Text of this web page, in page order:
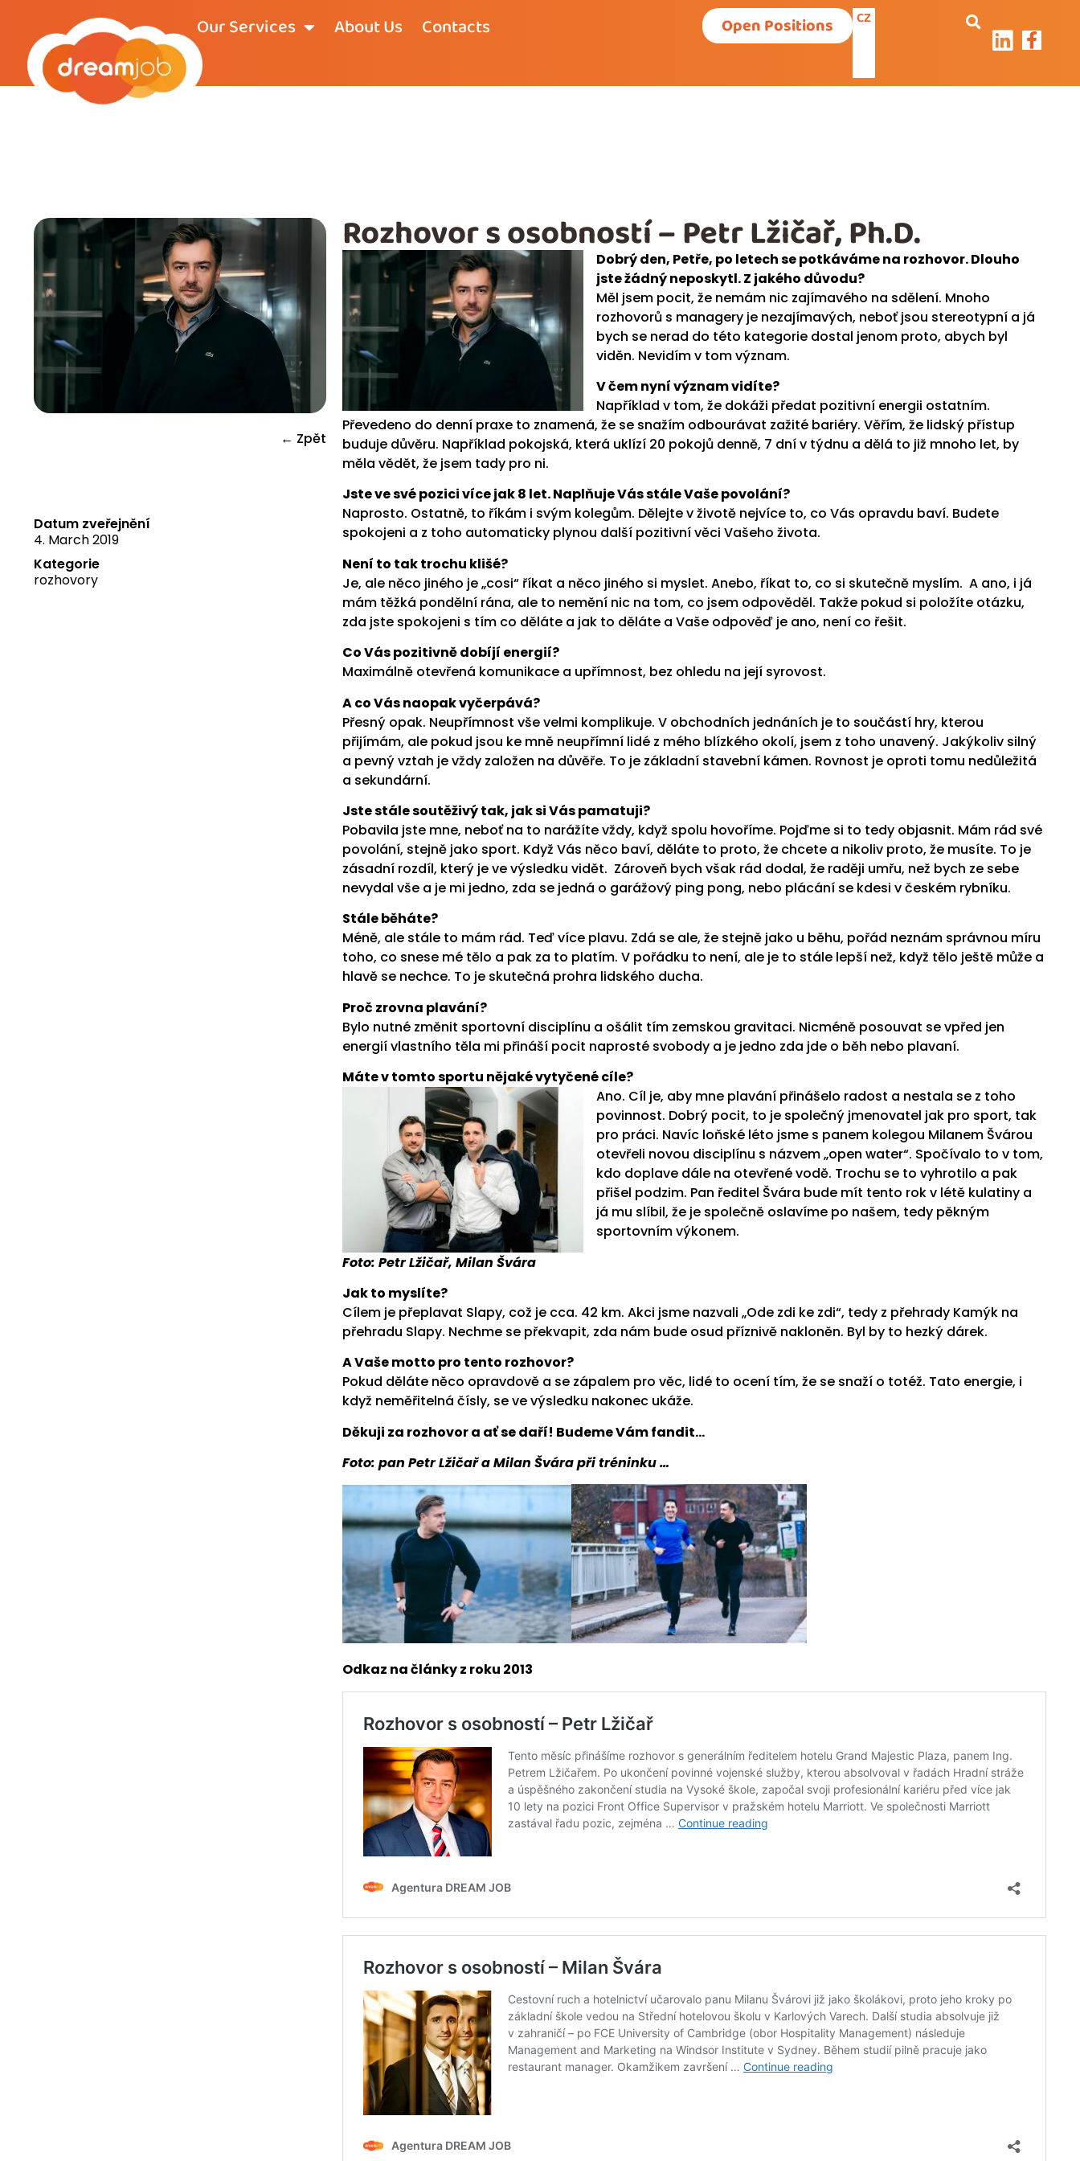
Our Services About Us Contacts Open Positions CZ
← Zpět
Datum zveřejnění
4. March 2019
Kategorie
rozhovory
Dobrý den, Petře, po letech se potkáváme na rozhovor. Dlouho
jste žádnýneposkytl. Z jakého důvodu?
Měl jsem pocit, že nemám nic zajímavého na sdělení. Mnoho
rozhovorů s managery je nezajímavých, neboť jsou stereotypní a já
bych se nerad do této kategorie dostal jenom proto, abych byl
viděn. Nevidím v tom význam.
V čem nyní význam vidíte?
Například v tom, že dokáži předat pozitivní energii ostatním.
Převedeno do denní praxe to znamená, že se snažím odbourávat zažité bariéry. Věřím, že lidský přístup
buduje důvěru. Například pokojská, která uklízí 20 pokojů denně, 7 dní v týdnu a dělá to již mnoho let, by
měla vědět, že jsem tady pro ni.
Jste ve své pozici více jak 8 let. Naplňuje Vás stále Vaše povolání?
Naprosto. Ostatně, to říkám i svým kolegům. Dělejte v životě nejvíce to, co Vás opravdu baví. Budete
spokojeni a z toho automaticky plynou další pozitivní věci Vašeho života.
Není to tak trochu klišé?
Je, ale něco jiného je „cosi“ říkat a něco jiného si myslet. Anebo, říkat to, co si skutečně myslím. A ano, i já
mám těžká pondělní rána, ale to nemění nic na tom, co jsem odpověděl. Takže pokud si položíte otázku,
zda jste spokojeni s tím co děláte a jak to děláte a Vaše odpověď je ano, není co řešit.
Co Vás pozitivně dobíjí energií?
Maximálně otevřená komunikace a upřímnost, bez ohledu na její syrovost.
A co Vás naopak vyčerpává?
Přesný opak. Neupřímnost vše velmi komplikuje. V obchodních jednáních je to součástí hry, kterou
přijímám, ale pokud jsou ke mně neupřímní lidé z mého blízkého okolí, jsem z toho unavený. Jakýkoliv silný
a pevný vztah je vždy založen na důvěře. To je základní stavební kámen. Rovnost je oproti tomu nedůležitá
a sekundární.
Jste stále soutěživý tak, jak si Vás pamatuji?
Pobavila jste mne, neboť na to narážíte vždy, když spolu hovoříme. Pojďme si to tedy objasnit. Mám rád své
povolání, stejně jako sport. Když Vás něco baví, děláte to proto, že chcete a nikoliv proto, že musíte. To je
zásadní rozdíl, který je ve výsledku vidět. Zároveň bych však rád dodal, že raději umřu, než bych ze sebe
nevydal vše a je mi jedno, zda se jedná o garážový ping pong, nebo plácání se kdesi v českém rybníku.
Stále běháte?
Méně, ale stále to mám rád. Teď více plavu. Zdá se ale, že stejně jako u běhu, pořád neznám správnou míru
toho, co snese mé tělo a pak za to platím. V pořádku to není, ale je to stále lepší než, když tělo ještě může a
hlavě se nechce. To je skutečná prohra lidského ducha.
Proč zrovna plavání?
Bylo nutné změnit sportovní disciplínu a ošálit tím zemskou gravitaci. Nicméně posouvat se vpřed jen
energií vlastního těla mi přináší pocit naprosté svobody a je jedno zda jde o běh nebo plavaní.
Máte v tomto sportu nějaké vytyčené cíle?
Ano. Cíl je, aby mne plavání přinášelo radost a nestala se z toho
povinnost. Dobrý pocit, to je společný jmenovatel jak pro sport, tak
pro práci. Navíc loňské léto jsme s panem kolegou Milanem Švárou
otevřeli novou disciplínu s názvem „open water“. Spočívalo to v tom,
kdo doplave dále na otevřené vodě. Trochu se to vyhrotilo a pak
přišel podzim. Pan ředitel Švára bude mít tento rok v létě kulatiny a
já mu slíbil, že je společně oslavíme po našem, tedy pěkným
sportovním výkonem.
Foto: Petr Lžičař, Milan Švára
Jak to myslíte?
Cílem je přeplavat Slapy, což je cca. 42 km. Akci jsme nazvali „Ode zdi ke zdi“, tedy z přehrady Kamýk na
přehradu Slapy. Nechme se překvapit, zda nám bude osud příznivě nakloněn. Byl by to hezký dárek.
A Vaše motto pro tento rozhovor?
Pokud děláte něco opravdově a se zápalem pro věc, lidé to ocení tím, že se snaží o totéž. Tato energie, i
když neměřitelná čísly, se ve výsledku nakonec ukáže.
Děkuji za rozhovor a ať se daří! Budeme Vám fandit…
Foto: pan Petr Lžičař a Milan Švára při tréninku …
Odkaz na články z roku 2013
Rozhovor s osobností – Petr Lžičař, Ph.D.